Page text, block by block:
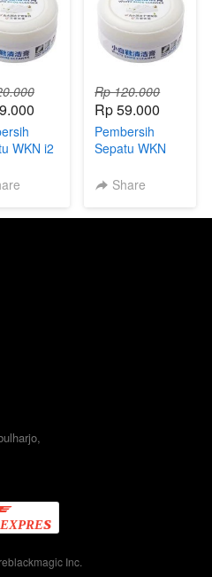
WKN i2
Rp 120.000
Rp 59.000
Pembersih
Sepatu WKN
Share
Inc.